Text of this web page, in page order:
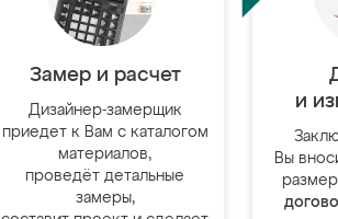
Замер и расчет
Дизайнер-замерщик
приедет к Вам с каталогом
материалов,
проведёт детальные
замеры,
и
Вы